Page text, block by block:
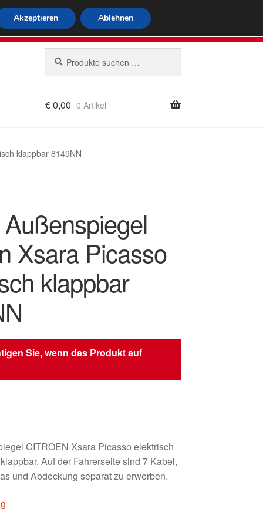
Versand
Mo-Fr 9-16 Uhr
nach:
€0,00 0 Artikel
klappbar 8149NN
Xsara Picasso
klappbar
Sie, wenn das Produkt auf
CITROEN Xsara Picasso elektrisch
Auf der Fahrerseite sind 7 Kabel,
und Abdeckung separat zu erwerben.
Akzeptieren Ablehnen